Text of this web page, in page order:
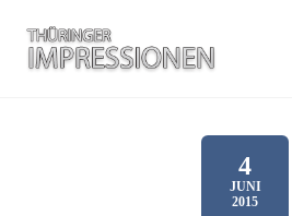
4
JUNI
2015